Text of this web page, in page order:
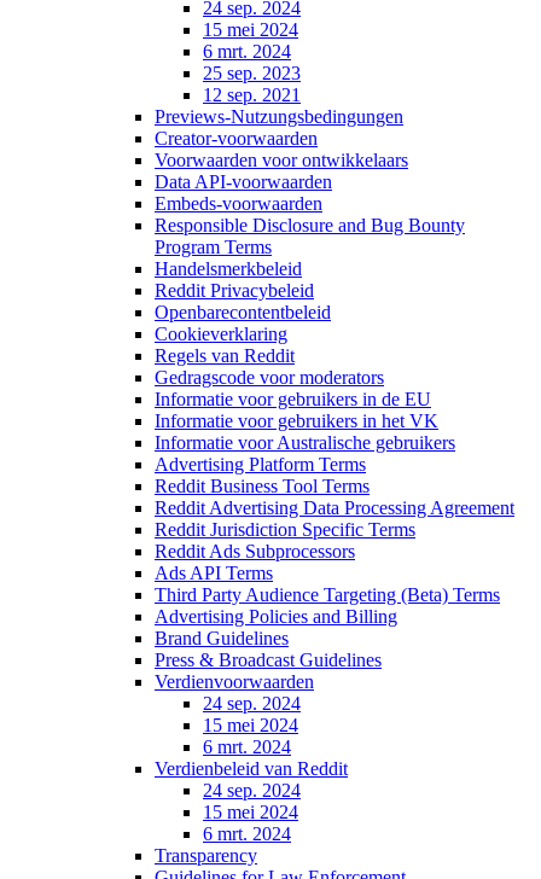
24 sep. 2024
15 mei 2024
6 mrt. 2024
25 sep. 2023
12 sep. 2021
Previews-Nutzungsbedingungen
Creator-voorwaarden
Voorwaarden voor ontwikkelaars
Data API-voorwaarden
Embeds-voorwaarden
Responsible Disclosure and Bug Bounty
Program Terms
Handelsmerkbeleid
Reddit Privacybeleid
Openbarecontentbeleid
Cookieverklaring
Regels van Reddit
Gedragscode voor moderators
Informatie voor gebruikers in de EU
Informatie voor gebruikers in het VK
Informatie voor Australische gebruikers
Advertising Platform Terms
Reddit Business Tool Terms
Reddit Advertising Data Processing Agreement
Reddit Jurisdiction Specific Terms
Reddit Ads Subprocessors
Ads API Terms
Third Party Audience Targeting (Beta) Terms
Advertising Policies and Billing
Brand Guidelines
Press & Broadcast Guidelines
Verdienvoorwaarden
24 sep. 2024
15 mei 2024
6 mrt. 2024
Verdienbeleid van Reddit
24 sep. 2024
15 mei 2024
6 mrt. 2024
Transparency